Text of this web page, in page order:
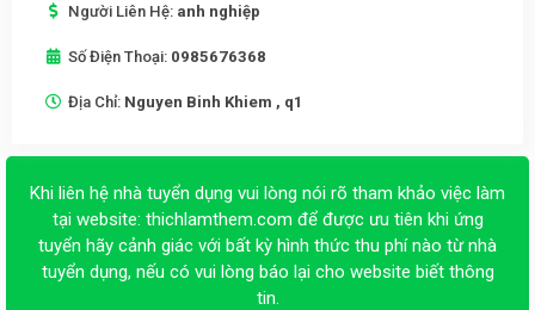
Người Liên Hệ: anh nghiệp
Số Điện Thoại: 0985676368
Địa Chỉ: Nguyen Binh Khiem , q1
Khi liên hệ nhà tuyển dụng vui lòng nói rõ tham khảo việc làm
tại website: thichlamthem.com để được ưu tiên khi ứng
tuyển hãy cảnh giác với bất kỳ hình thức thu phí nào từ nhà
tuyển dụng, nếu có vui lòng báo lại cho website biết thông
tin.